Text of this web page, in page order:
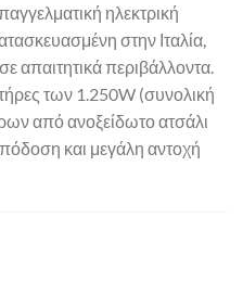
ηλεκτρική
στην Ιταλία,
απαιτητικά περιβάλλοντα.
των 1.250W (συνολική
από ανοξείδωτο ατσάλι
και μεγάλη αντοχή